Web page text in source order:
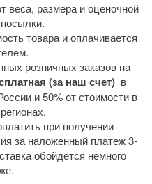
веса, размера и оценочной
товара и оплачивается
розничных заказов на
(за наш счет) в
и 50% от стоимости в
при получении
за наложенный платеж 3-
обойдется немного